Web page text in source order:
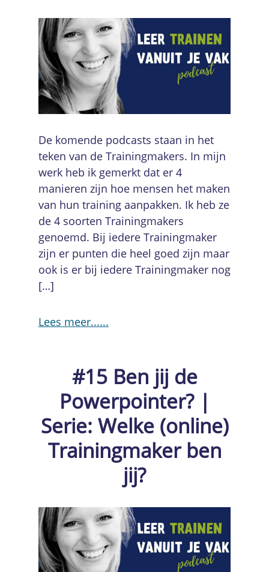
De komende podcasts staan in het
teken van de Trainingmakers. In mijn
werk heb ik gemerkt dat er 4
manieren zijn hoe mensen het maken
van hun training aanpakken. Ik heb ze
de 4 soorten Trainingmakers
genoemd. Bij iedere Trainingmaker
zijn er punten die heel goed zijn maar
ook is er bij iedere Trainingmaker nog
[…]
Lees meer...
#15 Ben jij de
Powerpointer? |
Serie: Welke (online)
Trainingmaker ben
jij?